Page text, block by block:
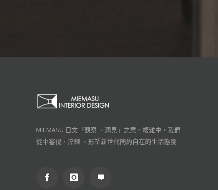
MIEMASU 日文「觀察 、洞見」之意。複雜中，我們
從中審視、淬鍊 、形塑新世代簡約自在的生活態度